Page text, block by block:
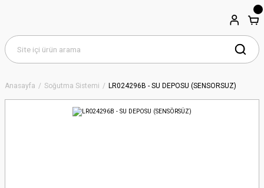
Anasayfa Soğutma Sistemi LR024296B - SU DEPOSU (SENSÖRSÜZ)